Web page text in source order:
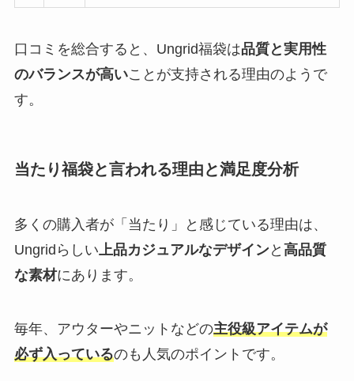
口コミを総合すると、Ungrid福袋は品質と実用性
のバランスが高いことが支持される理由のようで
す。
当たり福袋と言われる理由と満足度分析
多くの購入者が「当たり」と感じている理由は、
Ungridらしい 上品カジュアルなデザインと 高品質
な素材にあります。
毎年、アウターやニットなどの主役級アイテムが
必ず入っているのも人気のポイントです。